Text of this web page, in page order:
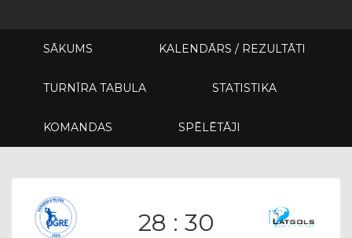
SĀKUMS KALENDĀRS / REZULTĀTI
TURNĪRA TABULA STATISTIKA
KOMANDAS SPĒLĒTĀJI
28 : 30